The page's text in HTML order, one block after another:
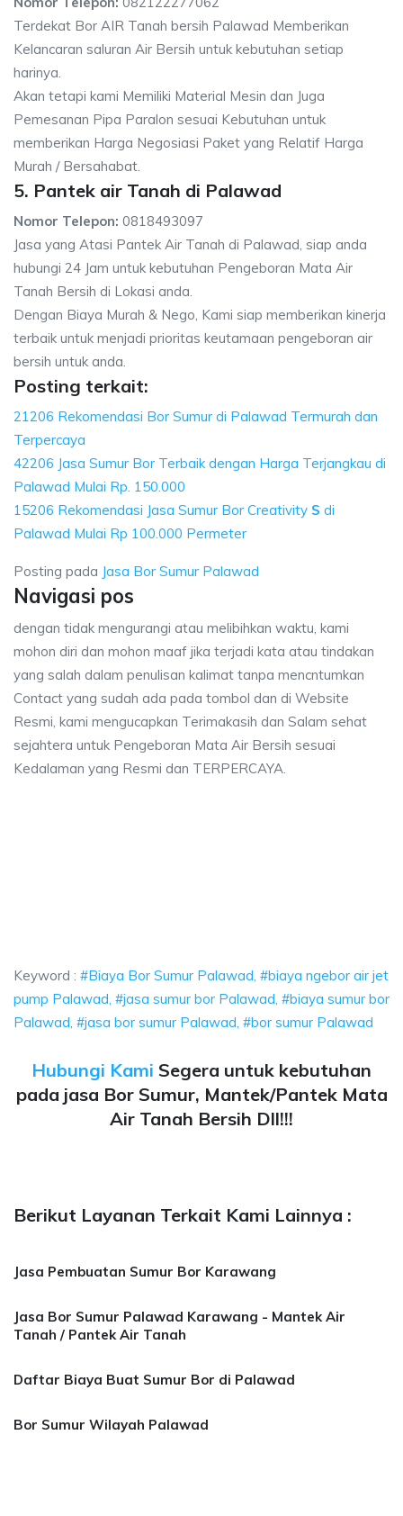
Terdekat Bor AIR Tanah bersih Palawad Memberikan
Kelancaran saluran Air Bersih untuk kebutuhan setiap
harinya.
Akan tetapi kami Memiliki Material Mesin dan Juga
Pemesanan Pipa Paralon sesuai Kebutuhan untuk
memberikan Harga Negosiasi Paket yang Relatif Harga
Murah / Bersahabat.
5. Pantek air Tanah di Palawad
Nomor Telepon: 0818493097
Jasa yang Atasi Pantek Air Tanah di Palawad, siap anda
hubungi 24 Jam untuk kebutuhan Pengeboran Mata Air
Tanah Bersih di Lokasi anda.
Dengan Biaya Murah & Nego, Kami siap memberikan kinerja
terbaik untuk menjadi prioritas keutamaan pengeboran air
bersih untuk anda.
Posting terkait:
21206 Rekomendasi Bor Sumur di Palawad Termurah dan
Terpercaya
42206 Jasa Sumur Bor Terbaik dengan Harga Terjangkau di
Palawad Mulai Rp. 150.000
15206 Rekomendasi Jasa Sumur Bor Creativity S di
Palawad Mulai Rp 100.000 Permeter
Posting pada Jasa Bor Sumur Palawad
Navigasi pos
dengan tidak mengurangi atau melibihkan waktu, kami
mohon diri dan mohon maaf jika terjadi kata atau tindakan
yang salah dalam penulisan kalimat tanpa mencntumkan
Contact yang sudah ada pada tombol dan di Website
Resmi, kami mengucapkan Terimakasih dan Salam sehat
sejahtera untuk Pengeboran Mata Air Bersih sesuai
Kedalaman yang Resmi dan TERPERCAYA.
Keyword : #Biaya Bor Sumur Palawad, #biaya ngebor air jet
pump Palawad, #jasa sumur bor Palawad, #biaya sumur bor
Palawad, #jasa bor sumur Palawad, #bor sumur Palawad
Hubungi Kami Segera untuk kebutuhan
pada jasa Bor Sumur, Mantek/Pantek Mata
Air Tanah Bersih Dll!!!
Berikut Layanan Terkait Kami Lainnya :
Jasa Pembuatan Sumur Bor Karawang
Jasa Bor Sumur Palawad Karawang - Mantek Air
Tanah / Pantek Air Tanah
Daftar Biaya Buat Sumur Bor di Palawad
Bor Sumur Wilayah Palawad